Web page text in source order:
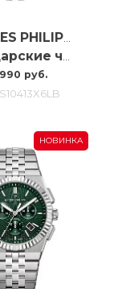
JACQUES PHILIPPE
Швейцарские часы Jacques Philippe Virtus JPQGS10413X6LB
руб.
НОВИНКА